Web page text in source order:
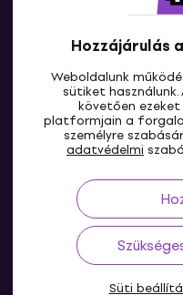
Hozzájárulás
Weboldalunk
sütiket
követően
platformjain a
személyre
adatvédelmi
Süti